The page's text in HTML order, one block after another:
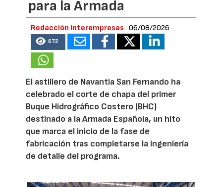
para la Armada
Redacción Interempresas 06/08/2026
672
El astillero de Navantia San Fernando ha
celebrado el corte de chapa del primer
Buque Hidrográfico Costero (BHC)
destinado a la Armada Española, un hito
que marca el inicio de la fase de
fabricación tras completarse la ingeniería
de detalle del programa.